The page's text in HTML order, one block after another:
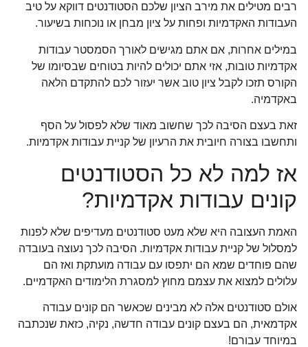
רבים מטילים את מירב הציון שלכם הסטודנטים דווקא על טיב
העבודות האקדמיות ופחות על ציון מבחן או נוכחות בשיעור.
במילים אחרות, אם אתם מגישים לאורך הסמסטר עבודות
אקדמיות טובות, אזי אתם יכולים להיות בטוחים שבסיומו של
הקורס תזכו לקבל ציון טוב אשר יעזור לכם להתקדם הלאה
באקדמיה.
זאת בעצם הסיבה לכך שחשוב מאוד שלא לפסול על הסף
ותחשבו בצורה חיובית את הרעיון של קניית עבודות אקדמיות.
אז למה לא כל הסטודנטים
קונים עבודות אקדמיות?
האמת העצובה היא שלא מעט סטודנטים מעדיפים שלא לפנות
למסלול של קניית עבודות אקדמיות. הסיבה לכך נעוצה בעובדה
שהם פוחדים שמא הם יתפסו עם עבודה מועתקת ואז הם
עלולים למצוא את עצמם מחוץ למסגרת הלימודים האקדמיים.
אולם סטודנטים אלה לא מבינים שכאשר הם קונים עבודה
אקדמאית, הם בעצם קונים עבודה חדשה, נקיה, כזאת שנכתבה
במיוחד עבורם!